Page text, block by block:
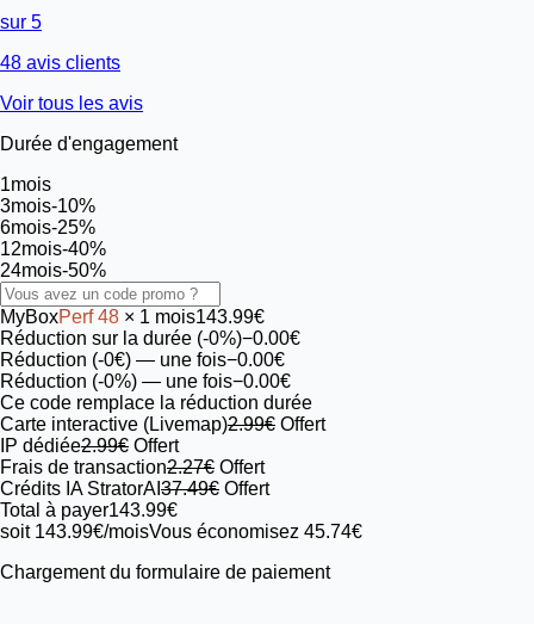
sur 5
48 avis clients
Voir tous les avis
Durée d'engagement
1mois
3mois-10%
6mois-25%
12mois-40%
24mois-50%
MyBoxPerf48 × 1 mois143.99€
Réduction sur la durée (-0%)−0.00€
Réduction (-0€) — une fois−0.00€
Réduction (-0%) — une fois−0.00€
Ce code remplace la réduction durée
Carte interactive (Livemap)2.99€ Offert
IP dédiée2.99€ Offert
Frais de transaction2.27€ Offert
Crédits IA StratorAI 37.49€ Offert
Total à payer143.99€
soit 143.99€/moisVous économisez 45.74€
Chargement du formulaire de paiement